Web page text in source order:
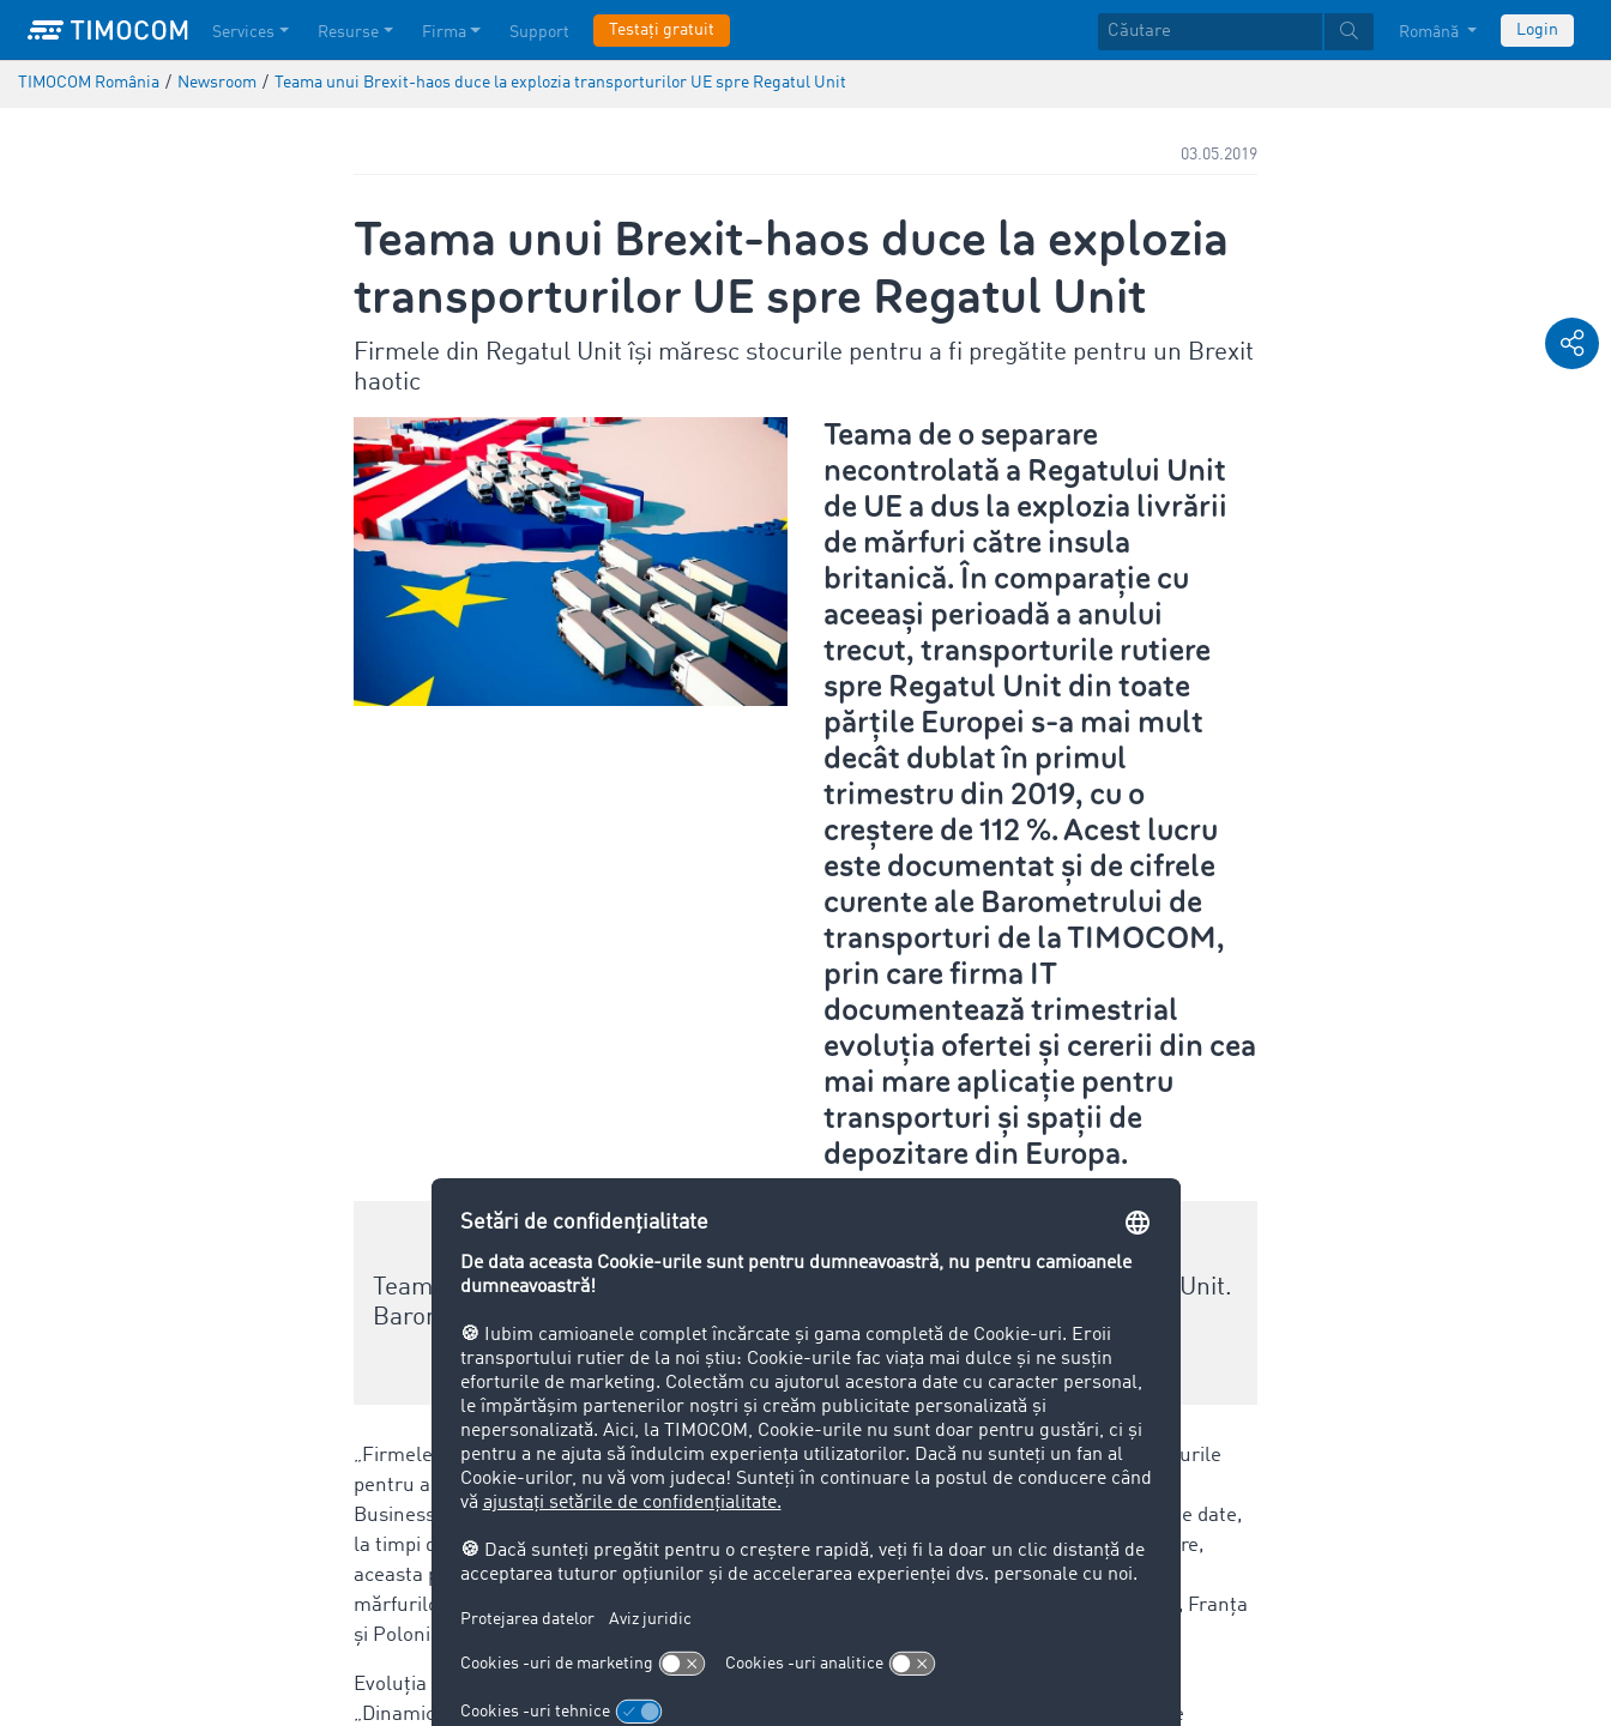
Services Resurse Firma Support Testați gratuit Română Login
TIMOCOM România / Newsroom / Teama unui Brexit-haos duce la explozia transporturilor UE spre Regatul Unit
03.05.2019
Teama unui Brexit-haos duce la explozia
transporturilor UE spre Regatul Unit
Firmele din Regatul Unit își măresc stocurile pentru a fi pregătite pentru un Brexit
haotic
Teama de o separare
necontrolată a Regatului Unit
de UE a dus la explozia livrării
de mărfuri către insula
britanică. În comparație cu
aceeași perioadă a anului
trecut, transporturile rutiere
spre Regatul Unit din toate
părțile Europei s-a mai mult
decât dublat în primul
trimestru din 2019, cu o
creștere de 112 %. Acest lucru
este documentat și de cifrele
curente ale Barometrului de
transporturi de la TIMOCOM,
prin care firma IT
documentează trimestrial
evoluția ofertei și cererii din cea
mai mare aplicație pentru
transporturi și spații de
depozitare din Europa.
Teama unui Brexit-haos duce la explozia transporturilor UE spre Regatul Unit.
Barometrul de transport documentează acest aspect.
„Firmele din Regatul Unit care depind de importurile din Europa continentală își măresc stocurile
pentru a fi pregătite pentru un Brexit haotic”, comentează rezultatul trimestrial David Moog,
Business Analyst TIMOCOM. Un No-Deal-Brexit poate duce, conform estimărilor analiștilor de date,
la timpi de așteptare mai lungi pentru autocamioane la granița cu Regatul Unit. „În continuare,
aceasta poate duce la deficite în aprovizionare. Un alt factor de nesiguranță este vămuirea
mărfurilor”, spune Moog, care urmărește cea mai mare creștere a exporturilor din Germania, Franța
și Polonia spre Regatul Unit.
Evoluția ofertei și a cererii de pe piața germană internă și Europa continentală a fost diferită.
„Dinamica conjuncturală s-a făcut simțită și în economia transporturilor” comentează cifrele